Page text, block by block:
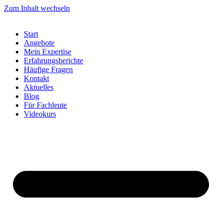
Zum Inhalt wechseln
Start
Angebote
Mein Expertise
Erfahrungsberichte
Häufige Fragen
Kontakt
Aktuelles
Blog
Für Fachleute
Videokurs